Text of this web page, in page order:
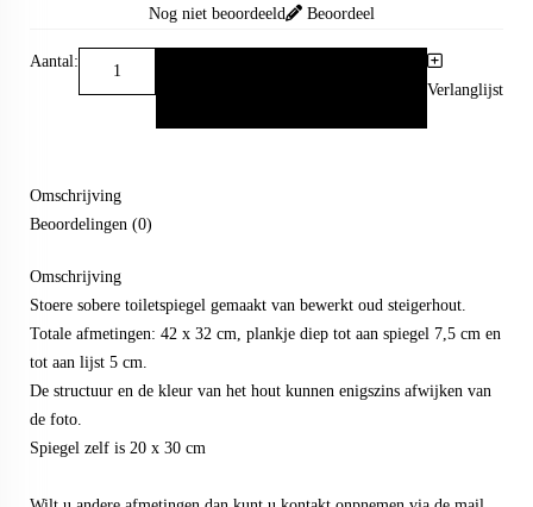
Nog niet beoordeeld Beoordeel
Aantal:
Verlanglijst
Omschrijving
Beoordelingen (0)
Omschrijving
Stoere sobere toiletspiegel gemaakt van bewerkt oud steigerhout.
Totale afmetingen: 42 x 32 cm, plankje diep tot aan spiegel 7,5 cm en
tot aan lijst 5 cm.
De structuur en de kleur van het hout kunnen enigszins afwijken van
de foto.
Spiegel zelf is 20 x 30 cm